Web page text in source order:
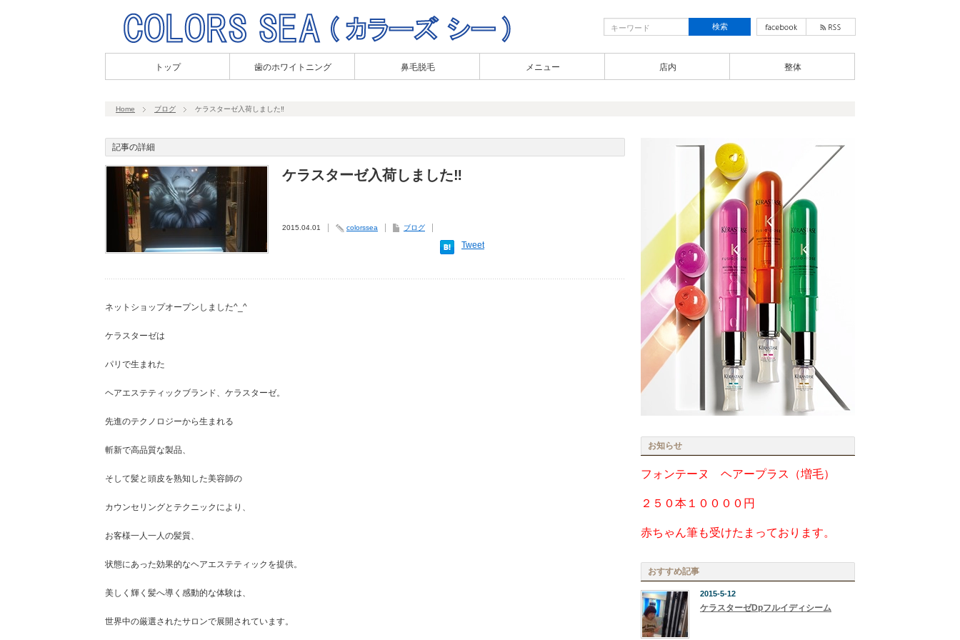
トップ 歯のホワイトニング 鼻毛脱毛 メニュー 店内 整体
Home ブログ ケラスターゼ入荷しました‼︎
記事の詳細
ケラスターゼ入荷しました‼︎
2015.04.01 colorssea ブログ
Tweet
ネットショップオープンしました^_^
ケラスターゼは
パリで生まれた
ヘアエステティックブランド、ケラスターゼ。
先進のテクノロジーから生まれる
斬新で高品質な製品、
そして髪と頭皮を熟知した美容師の
カウンセリングとテクニックにより、
お客様一人一人の髪質、
状態にあった効果的なヘアエステティックを提供。
美しく輝く髪へ導く感動的な体験は、
世界中の厳選されたサロンで展開されています。
お知らせ
フォンテーヌ ヘアープラス（増毛）
２５０本１００００円
赤ちゃん筆も受けたまっております。
おすすめ記事
2015-5-12
ケラスターゼDpフルイディシーム